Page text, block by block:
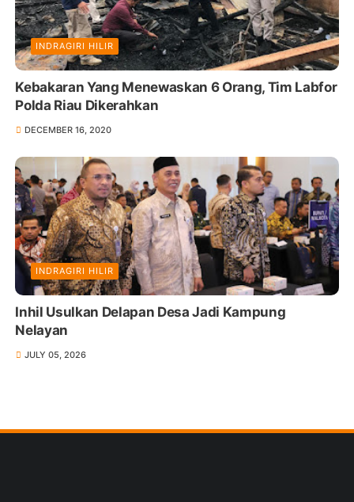
INDRAGIRI HILIR
Kebakaran Yang Menewaskan 6 Orang, Tim Labfor
Polda Riau Dikerahkan
DECEMBER 16, 2020
INDRAGIRI HILIR
Inhil Usulkan Delapan Desa Jadi Kampung
Nelayan
JULY 05, 2026